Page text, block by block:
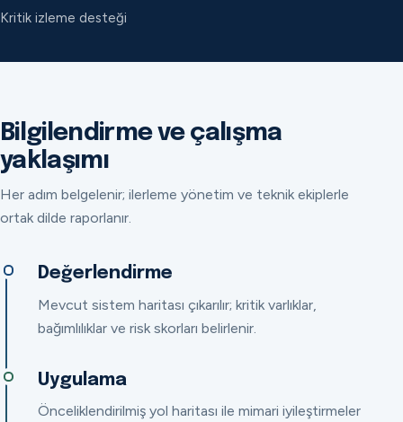
Kritik izleme desteği
Bilgilendirme ve çalışma
yaklaşımı
Her adım belgelenir; ilerleme yönetim ve teknik ekiplerle
ortak dilde raporlanır.
Değerlendirme
Mevcut sistem haritası çıkarılır; kritik varlıklar,
bağımlılıklar ve risk skorları belirlenir.
Uygulama
Önceliklendirilmiş yol haritası ile mimari iyileştirmeler